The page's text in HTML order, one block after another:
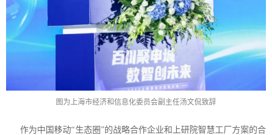
图为上海市经济和信息化委员会副主任汤文侃致辞
作为中国移动“生态圈”的战略合作企业和上研院智慧工厂方案的合